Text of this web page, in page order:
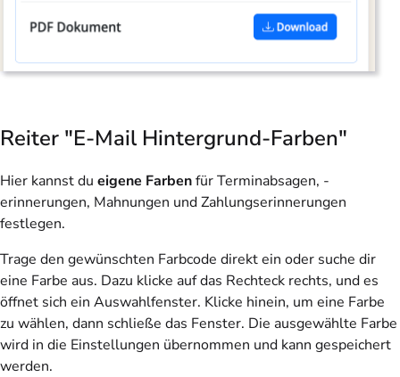
Reiter "E-Mail Hintergrund-Farben"
Hier kannst du eigene Farbenfür Terminabsagen, -
erinnerungen, Mahnungen und Zahlungserinnerungen
festlegen.
Trage den gewünschten Farbcode direkt ein oder suche dir
eine Farbe aus. Dazu klicke auf das Rechteck rechts, und es
öffnet sich ein Auswahlfenster. Klicke hinein, um eine Farbe
zu wählen, dann schließe das Fenster. Die ausgewählte Farbe
wird in die Einstellungen übernommen und kann gespeichert
werden.